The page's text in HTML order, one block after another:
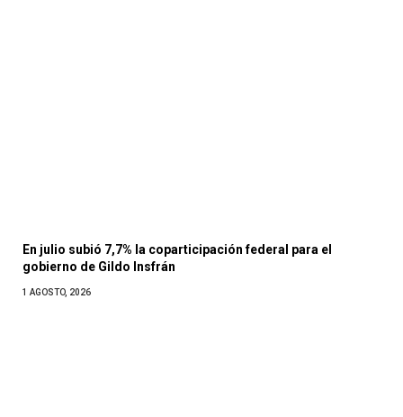
En julio subió 7,7% la coparticipación federal para el
gobierno de Gildo Insfrán
1 AGOSTO, 2026